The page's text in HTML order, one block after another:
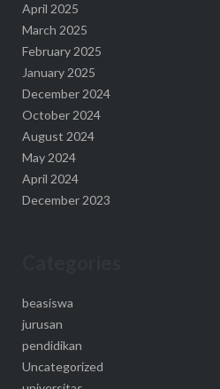
April 2025
March 2025
February 2025
January 2025
December 2024
October 2024
August 2024
May 2024
April 2024
December 2023
beasiswa
jurusan
pendidikan
Uncategorized